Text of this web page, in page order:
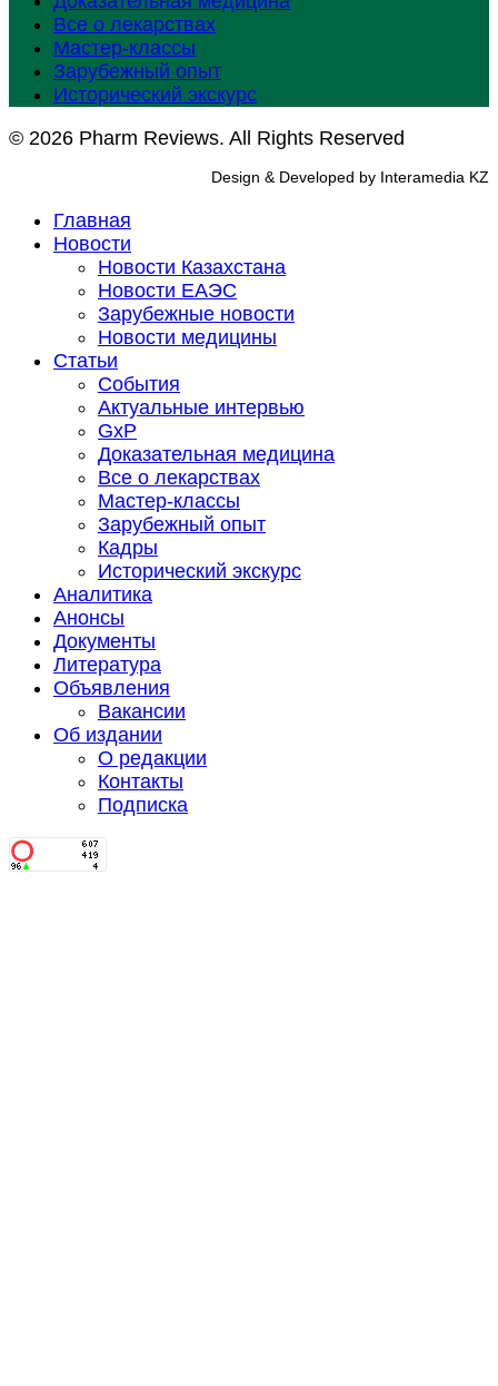
Все о лекарствах
Мастер-классы
Зарубежный опыт
Исторический экскурс
© 2026 Pharm Reviews. All Rights Reserved
Design & Developed by Interamedia KZ
Главная
Новости
Новости Казахстана
Новости ЕАЭС
Зарубежные новости
Новости медицины
Статьи
События
Актуальные интервью
GxP
Доказательная медицина
Все о лекарствах
Мастер-классы
Зарубежный опыт
Кадры
Исторический экскурс
Аналитика
Анонсы
Документы
Литература
Объявления
Вакансии
Об издании
О редакции
Контакты
Подписка